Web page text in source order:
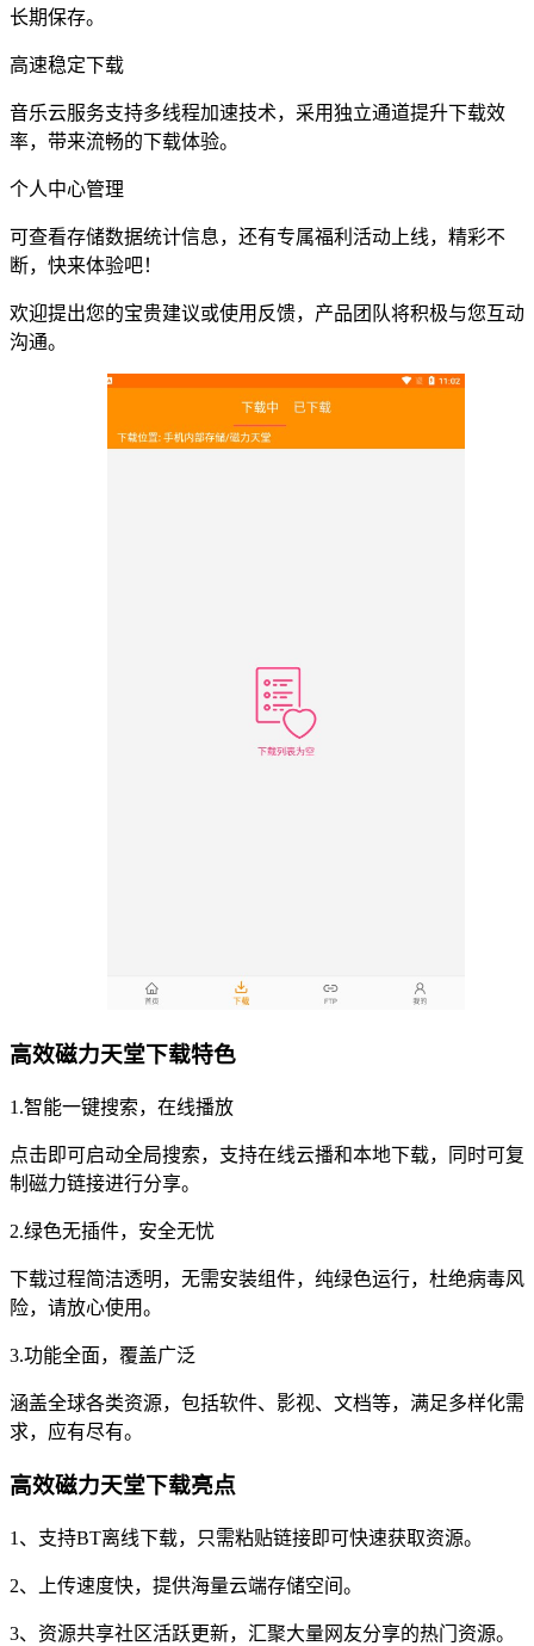
长期保存。
高速稳定下载
音乐云服务支持多线程加速技术，采用独立通道提升下载效
率，带来流畅的下载体验。
个人中心管理
可查看存储数据统计信息，还有专属福利活动上线，精彩不
断，快来体验吧！
欢迎提出您的宝贵建议或使用反馈，产品团队将积极与您互动
沟通。
高效磁力天堂下载特色
1.智能一键搜索，在线播放
点击即可启动全局搜索，支持在线云播和本地下载，同时可复
制磁力链接进行分享。
2.绿色无插件，安全无忧
下载过程简洁透明，无需安装组件，纯绿色运行，杜绝病毒风
险，请放心使用。
3.功能全面，覆盖广泛
涵盖全球各类资源，包括软件、影视、文档等，满足多样化需
求，应有尽有。
高效磁力天堂下载亮点
1、支持BT离线下载，只需粘贴链接即可快速获取资源。
2、上传速度快，提供海量云端存储空间。
3、资源共享社区活跃更新，汇聚大量网友分享的热门资源。